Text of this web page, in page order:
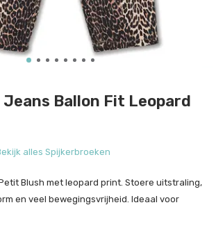
Ballon Fit Leopard
alles Spijkerbroeken
Blush met leopard print. Stoere uitstraling,
en veel bewegingsvrijheid. Ideaal voor